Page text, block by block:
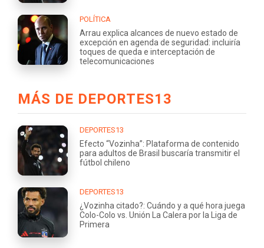
POLÍTICA
Arrau explica alcances de nuevo estado de
excepción en agenda de seguridad: incluiría
toques de queda e interceptación de
telecomunicaciones
MÁS DE DEPORTES13
DEPORTES13
Efecto “Vozinha”: Plataforma de contenido
para adultos de Brasil buscaría transmitir el
fútbol chileno
DEPORTES13
¿Vozinha citado?: Cuándo y a qué hora juega
Colo-Colo vs. Unión La Calera por la Liga de
Primera